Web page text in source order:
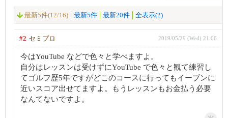
最新5件(12/16) 最新5件 最新20件 全表示(2)
#2 セミプロ 2019/05/29 (Wed) 21:06
今はYouTube などで色々と学べますよ。
自分はレッスンは受けずにYouTube で色々と観て練習し
てゴルフ歴5年ですがどこのコースに行ってもイーブンに
近いスコア出せてますよ。もうレッスンもお金払う必要
なんてないですよ。